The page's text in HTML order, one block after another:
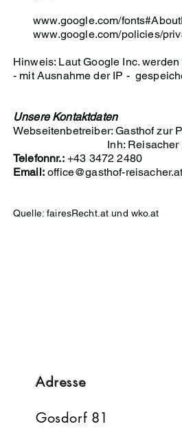
www.google.com/
www.google.com/policies/
Hinweis: Laut Google Inc.
- mit Ausnahme der IP -
Unsere Kontaktdaten
Webseitenbetreiber: Gasthof zur
Inh: Reisacher
Telefonnr.:+43 3472 2480
Email: office@gasthof-
Quelle: fairesRecht.at und wko.at
Adresse
Gosdorf 81